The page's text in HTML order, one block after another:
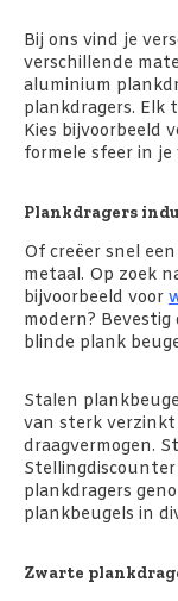
Bij ons vind je
verschillende
aluminium
plankdragers. Elk
Kies bijvoorbeeld
formele sfeer in
Plankdragers
Of creëer snel
metaal. Op zoek
bijvoorbeeld voor
modern?
blinde plank
Stalen
van sterk
draagvermogen.
plankdragers
plankbeugels in
Zwarte